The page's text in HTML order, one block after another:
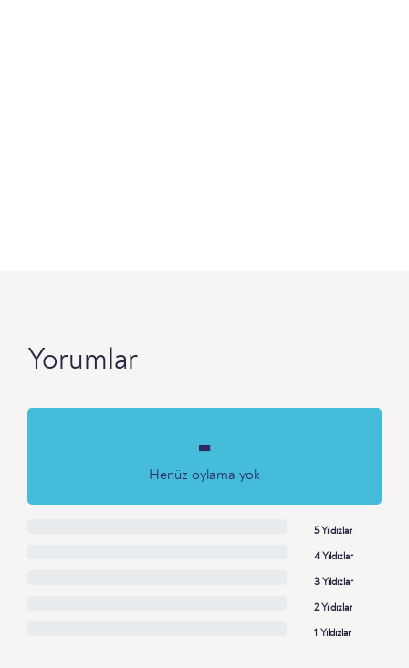
Yorumlar
-
Henüz oylama yok
5 Yıldızlar
4 Yıldızlar
3 Yıldızlar
2 Yıldızlar
1 Yıldızlar